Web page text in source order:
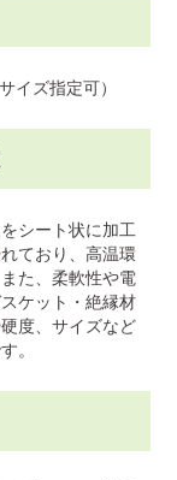
イズ指定可）
シート状に加工
ており、高温環
た、柔軟性や電
ケット・絶縁材
度、サイズなど
。